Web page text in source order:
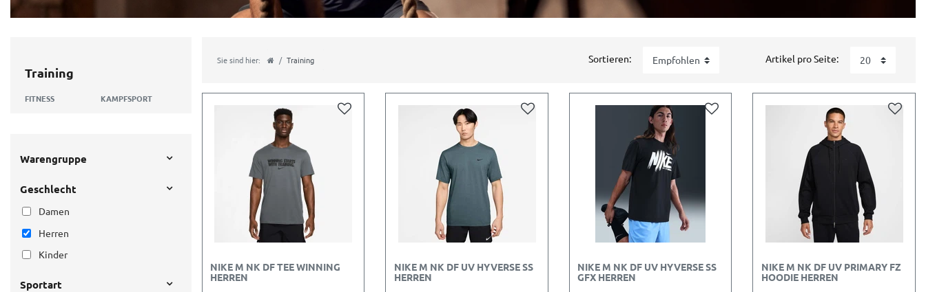
Training
FITNESS KAMPFSPORT
Warengruppe
Geschlecht
Damen
Herren
Kinder
Sportart
Sie sind hier: Training Sortieren: Artikel pro Seite:
NIKE M NK DF TEE WINNING
HERREN
NIKE M NK DF UV HYVERSE SS
HERREN
NIKE M NK DF UV HYVERSE SS
GFX HERREN
NIKE M NK DF UV PRIMARY FZ
HOODIE HERREN